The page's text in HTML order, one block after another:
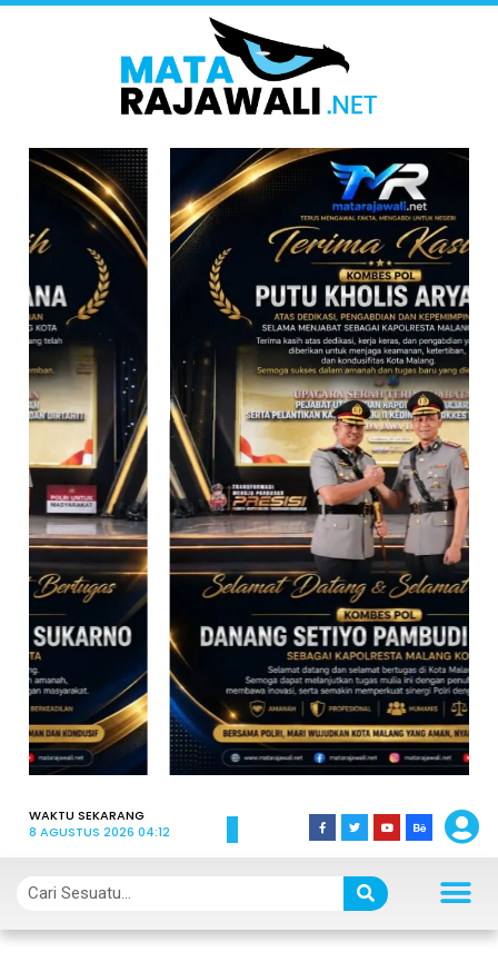
WAKTU SEKARANG
8 AGUSTUS 2026 04:12